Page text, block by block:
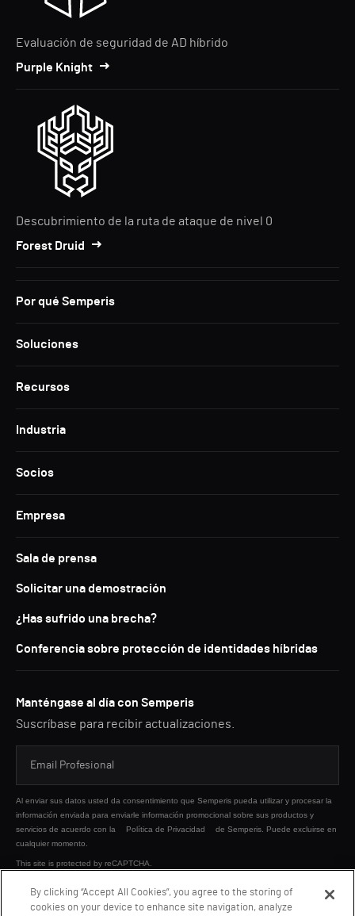
Evaluación de seguridad de AD híbrido
Purple Knight
Descubrimiento de la ruta de ataque de nivel 0
Forest Druid
Por qué Semperis
Soluciones
Recursos
Industria
Socios
Empresa
Sala de prensa
Solicitar una demostración
¿Has sufrido una brecha?
Conferencia sobre protección de identidades híbridas
Manténgase al día con Semperis
Suscríbase para recibir actualizaciones.
Al enviar sus datos usted da consentimiento que Semperis pueda utilizar y procesar la
información enviada para enviarle información promocional sobre sus productos y
servicios de acuerdo con la
Política de Privacidad
de Semperis. Puede excluirse en
cualquier momento.
This site is protected by reCAPTCHA.
ENVIAR
By clicking “Accept All Cookies”, you agree to the storing of
cookies on your device to enhance site navigation, analyze